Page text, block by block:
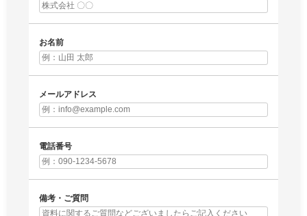
お名前
メールアドレス
電話番号
備考・ご質問